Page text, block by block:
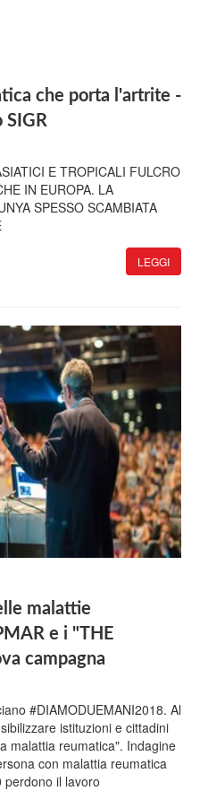
che porta l'artrite -
SIGR
E TROPICALI FULCRO
IN EUROPA. LA
SPESSO SCAMBIATA
LEGGI
malattie
e i "THE
campagna
#DIAMODUEMANI2018. Al
istituzioni e cittadini
malattia reumatica". Indagine
con malattia reumatica
il lavoro